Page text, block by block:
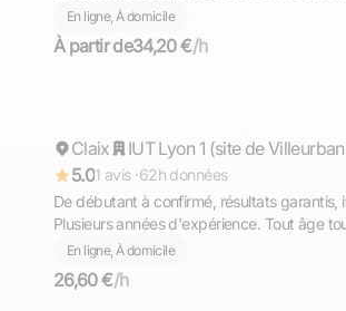
scientifiques (technologie, sciences et vie
mathématiques, physique et chimie, EPI.
En ligne, À domicile
À partir de34,20 €/h
Répond rapidement
Claix
5.01 avis ·62h données
De débutant à confirmé, résultats garantis,
Plusieurs années d'expérience. Tout âge
diplômé du Bac avec Option Internationale
l'équivalent de la Maturità (bac italien)
En ligne, À domicile
26,60 €/h